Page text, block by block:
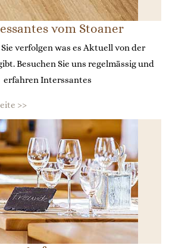
vom Stoaner
verfolgen was es Aktuell von der
Besuchen Sie uns regelmässig und
erfahren Interssantes
>>